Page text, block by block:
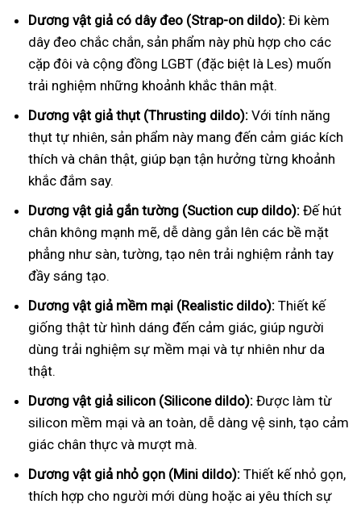
Dương vật giả có dây đeo (Strap-on dildo): Đi kèm
dây đeo chắc chắn, sản phẩm này phù hợp cho các
cặp đôi và cộng đồng LGBT (đặc biệt là Les) muốn
trải nghiệm những khoảnh khắc thân mật.
Dương vật giả thụt (Thrusting dildo): Với tính năng
thụt tự nhiên, sản phẩm này mang đến cảm giác kích
thích và chân thật, giúp bạn tận hưởng từng khoảnh
khắc đắm say.
Dương vật giả gắn tường (Suction cup dildo): Đế hút
chân không mạnh mẽ, dễ dàng gắn lên các bề mặt
phẳng như sàn, tường, tạo nên trải nghiệm rảnh tay
đầy sáng tạo.
Dương vật giả mềm mại (Realistic dildo): Thiết kế
giống thật từ hình dáng đến cảm giác, giúp người
dùng trải nghiệm sự mềm mại và tự nhiên như da
thật.
Dương vật giả silicon (Silicone dildo): Được làm từ
silicon mềm mại và an toàn, dễ dàng vệ sinh, tạo cảm
giác chân thực và mượt mà.
Dương vật giả nhỏ gọn (Mini dildo): Thiết kế nhỏ gọn,
thích hợp cho người mới dùng hoặc ai yêu thích sự